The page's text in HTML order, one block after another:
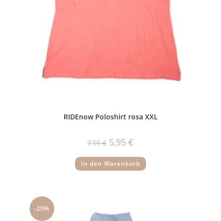
RIDEnow Poloshirt rosa XXL
7,95€ Ursprünglicher
Preis
7,95 €
5,95 €
5,95 €.
In den Warenkorb
-20%